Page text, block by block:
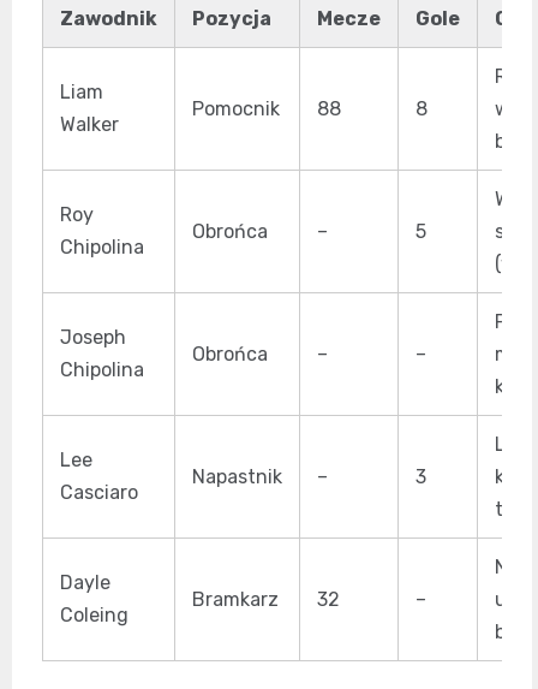
Zawodnik Pozycja Mecze Gole
Liam
Walker
Pomocnik 88 8
Roy
Chipolina
Obrońca – 5
Joseph
Chipolina
Obrońca – –
Lee
Casciaro
Napastnik – 3
Dayle
Coleing
Bramkarz 32 –